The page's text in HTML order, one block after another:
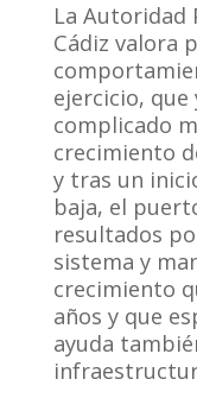
La Autoridad
Cádiz valora
ejercicio, que
complicado
crecimiento
y tras un
baja, el
resultados
sistema y
crecimiento
años y que
ayuda